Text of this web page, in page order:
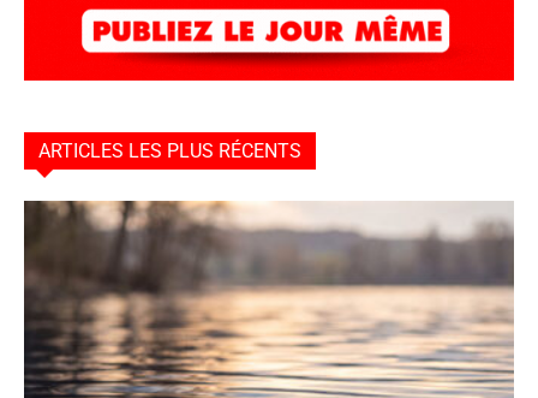
ARTICLES LES PLUS RÉCENTS